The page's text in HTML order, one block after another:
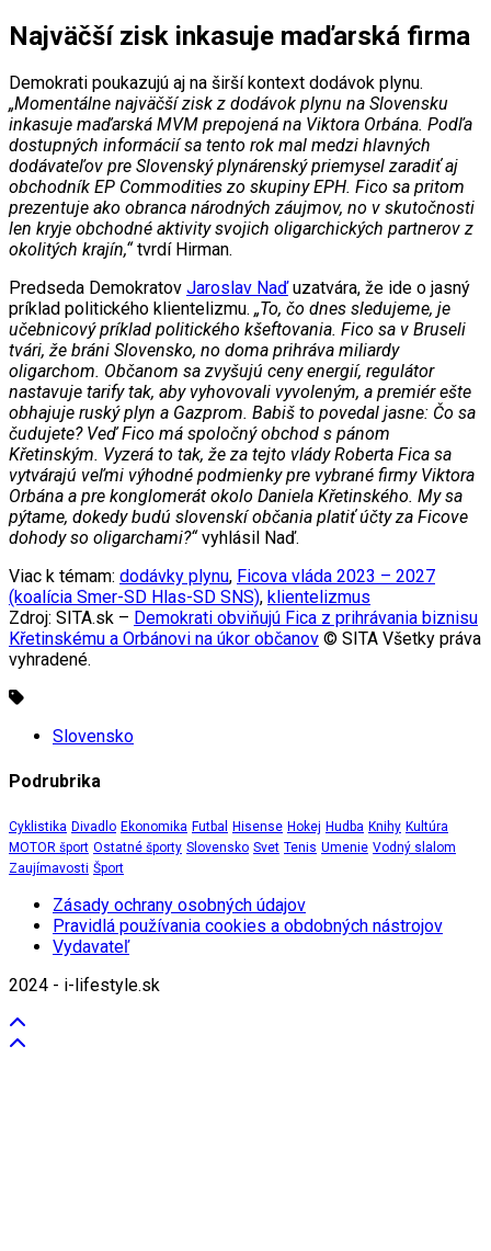
Najväčší zisk inkasuje maďarská firma
Demokrati poukazujú aj na širší kontext dodávok plynu.
„Momentálne najväčší zisk z dodávok plynu na Slovensku
inkasuje maďarská MVM prepojená na Viktora Orbána. Podľa
dostupných informácií sa tento rok mal medzi hlavných
dodávateľov pre Slovenský plynárenský priemysel zaradiť aj
obchodník EP Commodities zo skupiny EPH. Fico sa pritom
prezentuje ako obranca národných záujmov, no v skutočnosti
len kryje obchodné aktivity svojich oligarchických partnerov z
okolitých krajín,“ tvrdí Hirman.
Predseda Demokratov Jaroslav Naďuzatvára, že ide o jasný
príklad politického klientelizmu. „To, čo dnes sledujeme, je
učebnicový príklad politického kšeftovania. Fico sa v Bruseli
tvári, že bráni Slovensko, no doma prihráva miliardy
oligarchom. Občanom sa zvyšujú ceny energií, regulátor
nastavuje tarify tak, aby vyhovovali vyvoleným, a premiér ešte
obhajuje ruský plyn a Gazprom. Babiš to povedal jasne: Čo sa
čudujete? Veď Fico má spoločný obchod s pánom
Křetinským. Vyzerá to tak, že za tejto vlády Roberta Fica sa
vytvárajú veľmi výhodné podmienky pre vybrané firmy Viktora
Orbána a pre konglomerát okolo Daniela Křetinského. My sa
pýtame, dokedy budú slovenskí občania platiť účty za Ficove
dohody so oligarchami?“ vyhlásil Naď.
Viac k témam: dodávky plynu, Ficova vláda 2023 – 2027
(koalícia Smer-SD Hlas-SD SNS), klientelizmus
Zdroj: SITA.sk – Demokrati obviňujú Fica z prihrávania biznisu
Křetinskému a Orbánovi na úkor občanov © SITA Všetky práva
vyhradené.
Slovensko
Podrubrika
Cyklistika Divadlo Ekonomika Futbal Hisense Hokej Hudba Knihy Kultúra
MOTOR šport Ostatné športy Slovensko Svet Tenis Umenie Vodný slalom
Zaujímavosti Šport
Zásady ochrany osobných údajov
Pravidlá používania cookies a obdobných nástrojov
Vydavateľ
2024 - i-lifestyle.sk